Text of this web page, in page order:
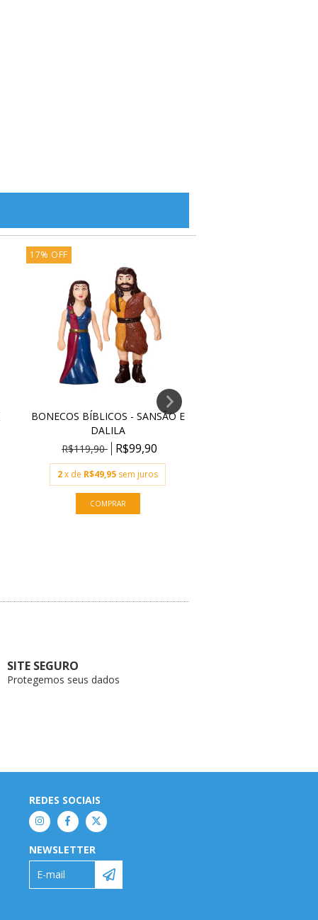
17% OFF
BONECOS BÍBLICOS - SANSÃO E
DALILA
R$119,90
R$99,90
2x de R$49,95 sem juros
SITE SEGURO
Protegemos seus dados
REDES SOCIAIS
NEWSLETTER